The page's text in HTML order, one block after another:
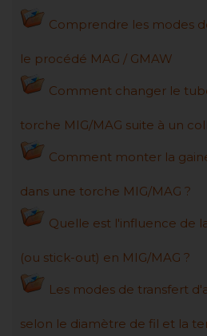
Comprendre les modes
le procédé MAG / GMAW
Comment changer le
torche MIG/MAG suite à un
Comment monter la
dans une torche MIG/MAG ?
Quelle est l'influence de
(ou stick-out) en MIG/MAG ?
Les modes de transfert
selon le diamètre de fil et la